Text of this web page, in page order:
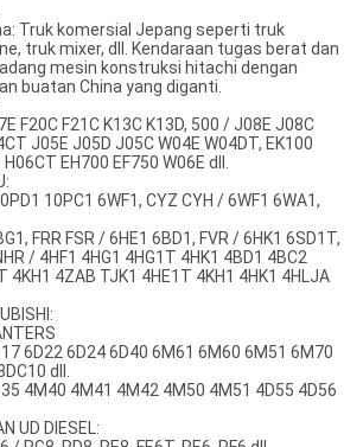
Truk komersial Jepang seperti truk
truk mixer, dll. Kendaraan tugas berat dan
mesin konstruksi hitachi dengan
buatan China yang diganti.
F20C F21C K13C K13D, 500 / J08E J08C
J05E J05D J05C W04E W04DT, EK100
EH700 EF750 W06E dll.
10PC1 6WF1, CYZ CYH / 6WF1 6WA1,
FRR FSR / 6HE1 6BD1, FVR / 6HK1 6SD1T,
/ 4HF1 4HG1 4HG1T 4HK1 4BD1 4BC2
4KH1 4ZAB TJK1 4HE1T 4KH1 4HK1 4HLJA
6D22 6D24 6D40 6M61 6M60 6M51 6M70
dll.
4M40 4M41 4M42 4M50 4M51 4D55 4D56
UD DIESEL: